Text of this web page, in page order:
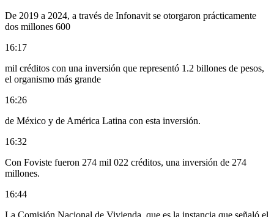
De 2019 a 2024, a través de Infonavit se otorgaron prácticamente
dos millones 600
16:17
mil créditos con una inversión que representó 1.2 billones de pesos,
el organismo más grande
16:26
de México y de América Latina con esta inversión.
16:32
Con Foviste fueron 274 mil 022 créditos, una inversión de 274
millones.
16:44
La Comisión Nacional de Vivienda, que es la instancia que señaló el